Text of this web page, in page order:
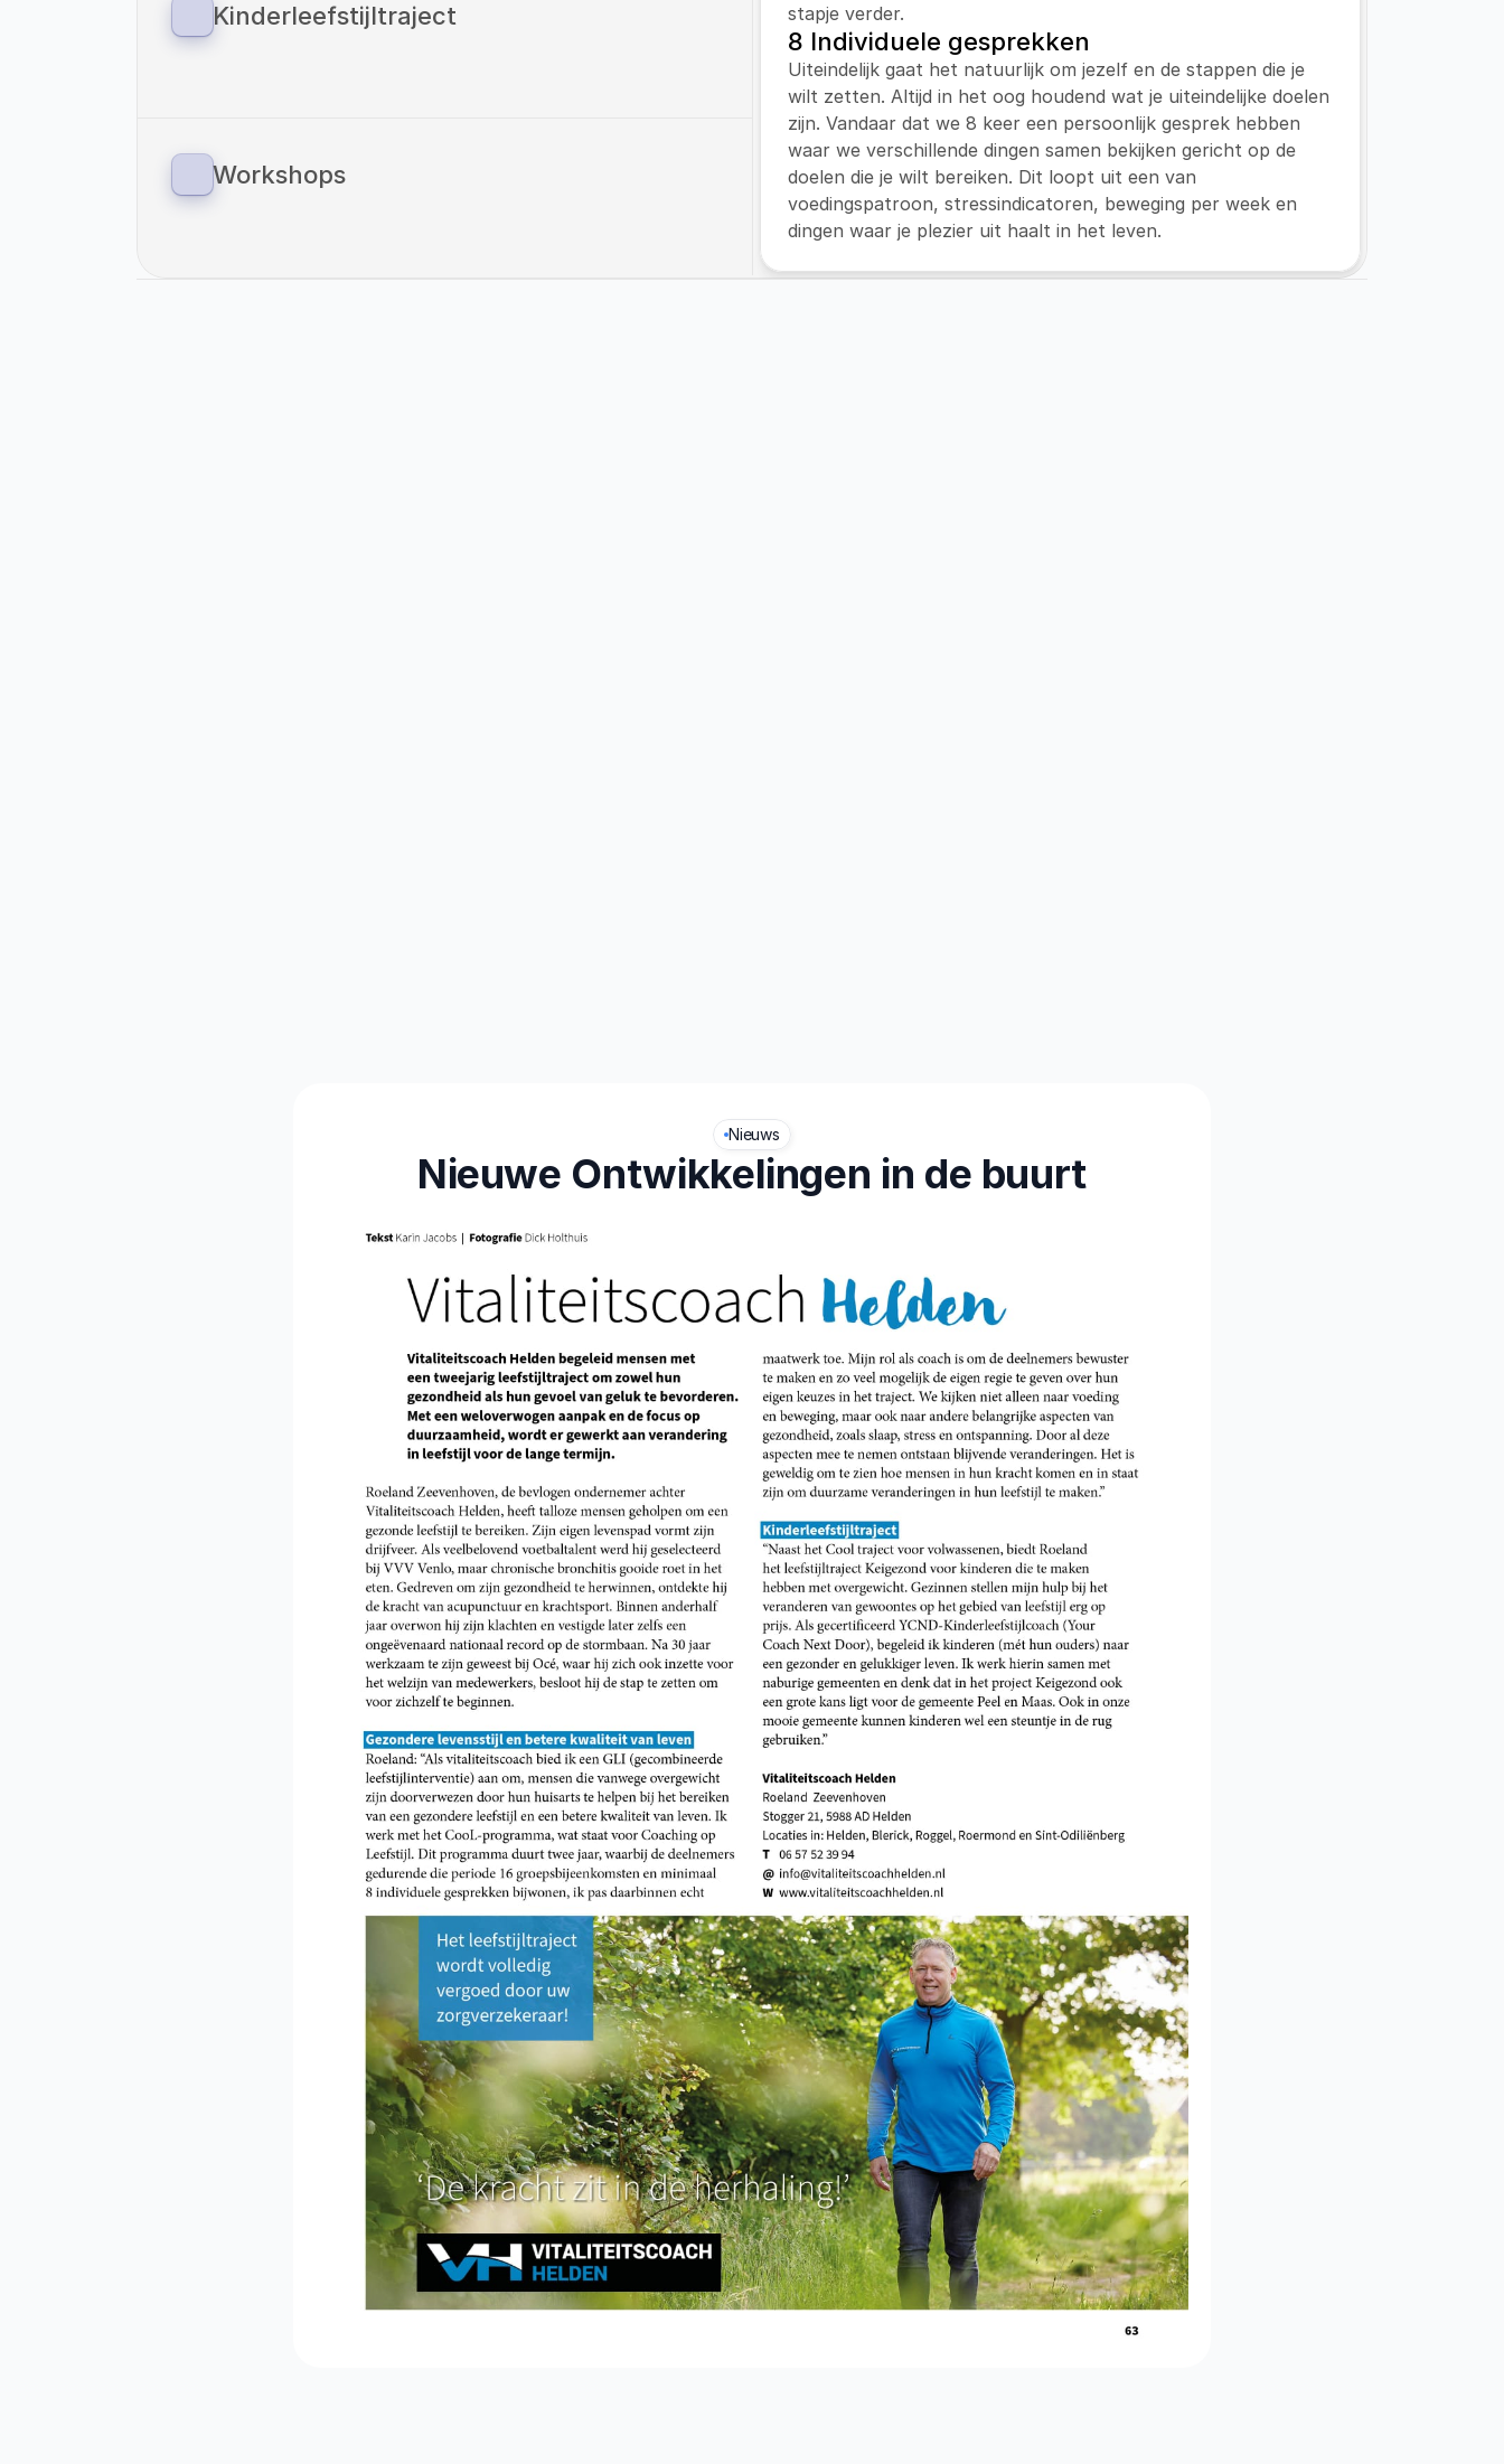
Kinderleefstijltraject
Sinds 1 januari 2023 zijn we ook gestart met een leefstijltraject
overgewicht.
Workshops
Als Vitaliteitscoach Helden bieden wij workshops aan op zowel
stapje verder.
8 Individuele gesprekken
Uiteindelijk gaat het natuurlijk om jezelf en de stappen die je
wilt zetten. Altijd in het oog houdend wat je uiteindelijke doelen
zijn. Vandaar dat we 8 keer een persoonlijk gesprek hebben
waar we verschillende dingen samen bekijken gericht op de
doelen die je wilt bereiken. Dit loopt uit een van
voedingspatroon, stressindicatoren, beweging per week en
dingen waar je plezier uit haalt in het leven.
Nieuws
Nieuwe Ontwikkelingen in de buurt